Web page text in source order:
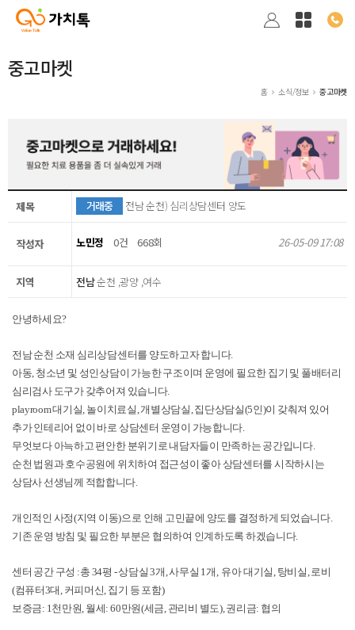
중고마켓
홈 소식/정보 중고마켓
제목 거래중 전남 순천) 심리상담센터 양도
작성자 노민정 0건 668회 26-05-09 17:08
지역 전남순천 ,광양 ,여수
안녕하세요?
전남 순천 소재 심리상담센터를 양도하고자 합니다.
아동, 청소년 및 성인상담이 가능한 구조이며 운영에 필요한 집기 및 풀배터리
심리검사 도구가 갖추어져 있습니다.
playroom 대기실, 놀이치료실, 개별상담실, 집단상담실(5인)이 갖춰져 있어
추가 인테리어 없이 바로 상담센터 운영이 가능합니다.
무엇보다 아늑하고 편안한 분위기로 내담자들이 만족하는 공간입니다.
순천 법원과 호수공원에 위치하여 접근성이 좋아 상담센터를 시작하시는
상담사 선생님께 적합합니다.
개인적인 사정(지역 이동)으로 인해 고민끝에 양도를 결정하게 되었습니다.
기존 운영 방침 및 필요한 부분은 협의하여 인계하도록 하겠습니다.
센터 공간 구성 :총 34평 - 상담실 3개, 사무실 1개, 유아 대기실, 탕비실, 로비
(컴퓨터3대, 커피머신, 집기 등 포함)
보증금: 1천만원, 월세: 60만원(세금, 관리비 별도), 권리금: 협의